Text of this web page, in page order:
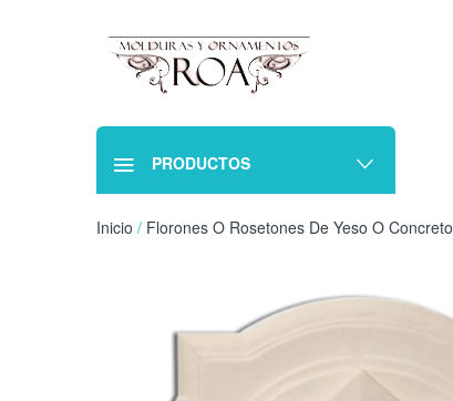
PRODUCTOS
Inicio / Florones O Rosetones De Yeso O Concreto